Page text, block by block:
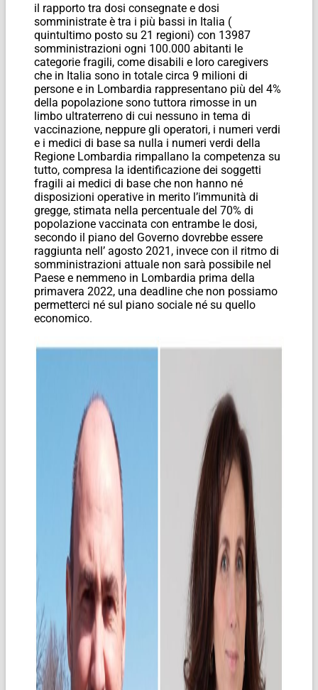
il rapporto tra dosi consegnate e dosi
somministrate è tra i più bassi in Italia (
quintultimo posto su 21 regioni) con 13987
somministrazioni ogni 100.000 abitanti le
categorie fragili, come disabili e loro caregivers
che in Italia sono in totale circa 9 milioni di
persone e in Lombardia rappresentano più del 4%
della popolazione sono tuttora rimosse in un
limbo ultraterreno di cui nessuno in tema di
vaccinazione, neppure gli operatori, i numeri verdi
e i medici di base sa nulla i numeri verdi della
Regione Lombardia rimpallano la competenza su
tutto, compresa la identificazione dei soggetti
fragili ai medici di base che non hanno né
disposizioni operative in merito l’immunità di
gregge, stimata nella percentuale del 70% di
popolazione vaccinata con entrambe le dosi,
secondo il piano del Governo dovrebbe essere
raggiunta nell’ agosto 2021, invece con il ritmo di
somministrazioni attuale non sarà possibile nel
Paese e nemmeno in Lombardia prima della
primavera 2022, una deadline che non possiamo
permetterci né sul piano sociale né su quello
economico.